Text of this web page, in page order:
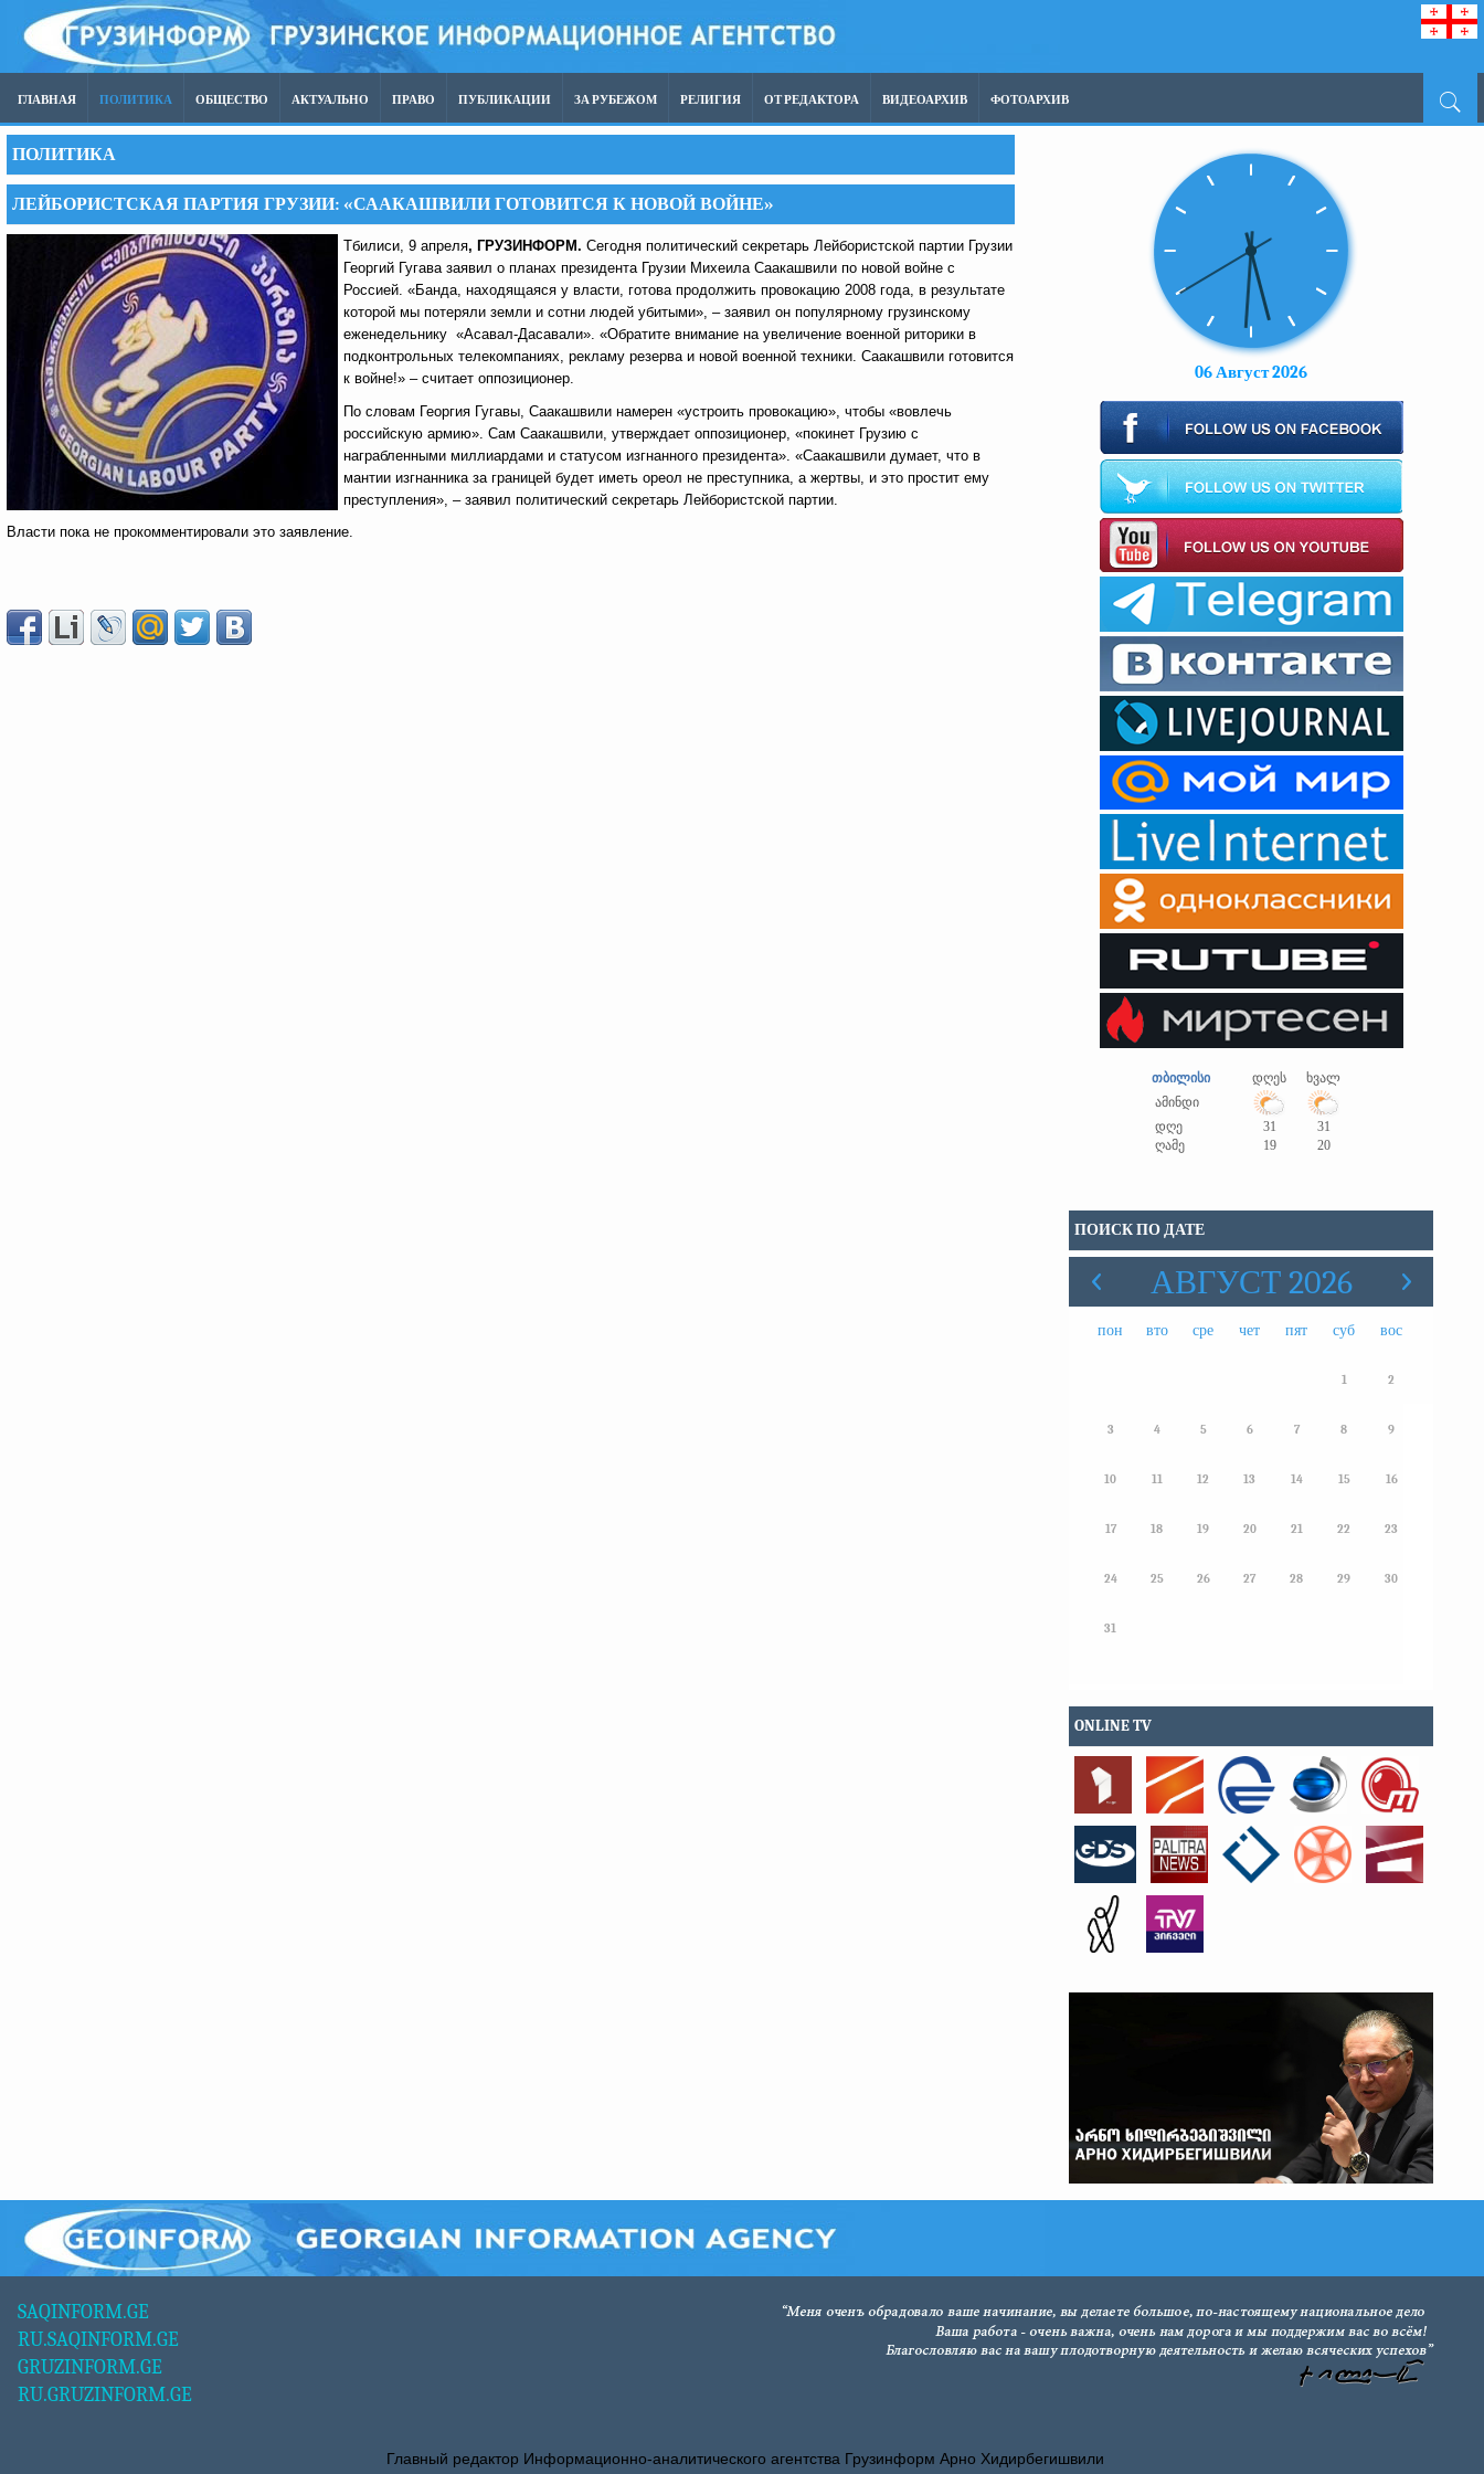
ГЛАВНАЯ ПОЛИТИКА ОБЩЕСТВО АКТУАЛЬНО ПРАВО ПУБЛИКАЦИИ ЗА РУБЕЖОМ РЕЛИГИЯ ОТ РЕДАКТОРА ВИДЕОАРХИВ ФОТОАРХИВ
ПОЛИТИКА
ЛЕЙБОРИСТСКАЯ ПАРТИЯ ГРУЗИИ: «СААКАШВИЛИ ГОТОВИТСЯ К НОВОЙ ВОЙНЕ»
Тбилиси, 9 апреля, ГРУЗИНФОРМ. Сегодня политический секретарь Лейбористской партии Грузии
Георгий Гугава заявил о планах президента Грузии Михеила Саакашвили по новой войне с
Россией. «Банда, находящаяся у власти, готова продолжить провокацию 2008 года, в результате
которой мы потеряли земли и сотни людей убитыми», – заявил он популярному грузинскому
еженедельнику «Асавал-Дасавали». «Обратите внимание на увеличение военной риторики в
подконтрольных телекомпаниях, рекламу резерва и новой военной техники. Саакашвили готовится
к войне!» – считает оппозиционер.
По словам Георгия Гугавы, Саакашвили намерен «устроить провокацию», чтобы «вовлечь
российскую армию». Сам Саакашвили, утверждает оппозиционер, «покинет Грузию с
награбленными миллиардами и статусом изгнанного президента». «Саакашвили думает, что в
мантии изгнанника за границей будет иметь ореол не преступника, а жертвы, и это простит ему
преступления», – заявил политический секретарь Лейбористской партии.
Власти пока не прокомментировали это заявление.
06 Август 2026
თბილისი დღეს
ხვალ
ამინდი
დღე
31
31
ღამე
19 20
ПОИСК ПО ДАТЕ
АВГУСТ 2026
пон вто сре чет пят суб вос
1 2
3 4 5 6 7 8 9
10 11 12 13 14 15 16
17 18 19 20 21 22 23
24 25 26 27 28 29 30
31
ONLINE TV
SAQINFORM.GE
RU.SAQINFORM.GE
GRUZINFORM.GE
RU.GRUZINFORM.GE
Главный редактор Информационно-аналитического агентства Грузинформ Арно Хидирбегишвили